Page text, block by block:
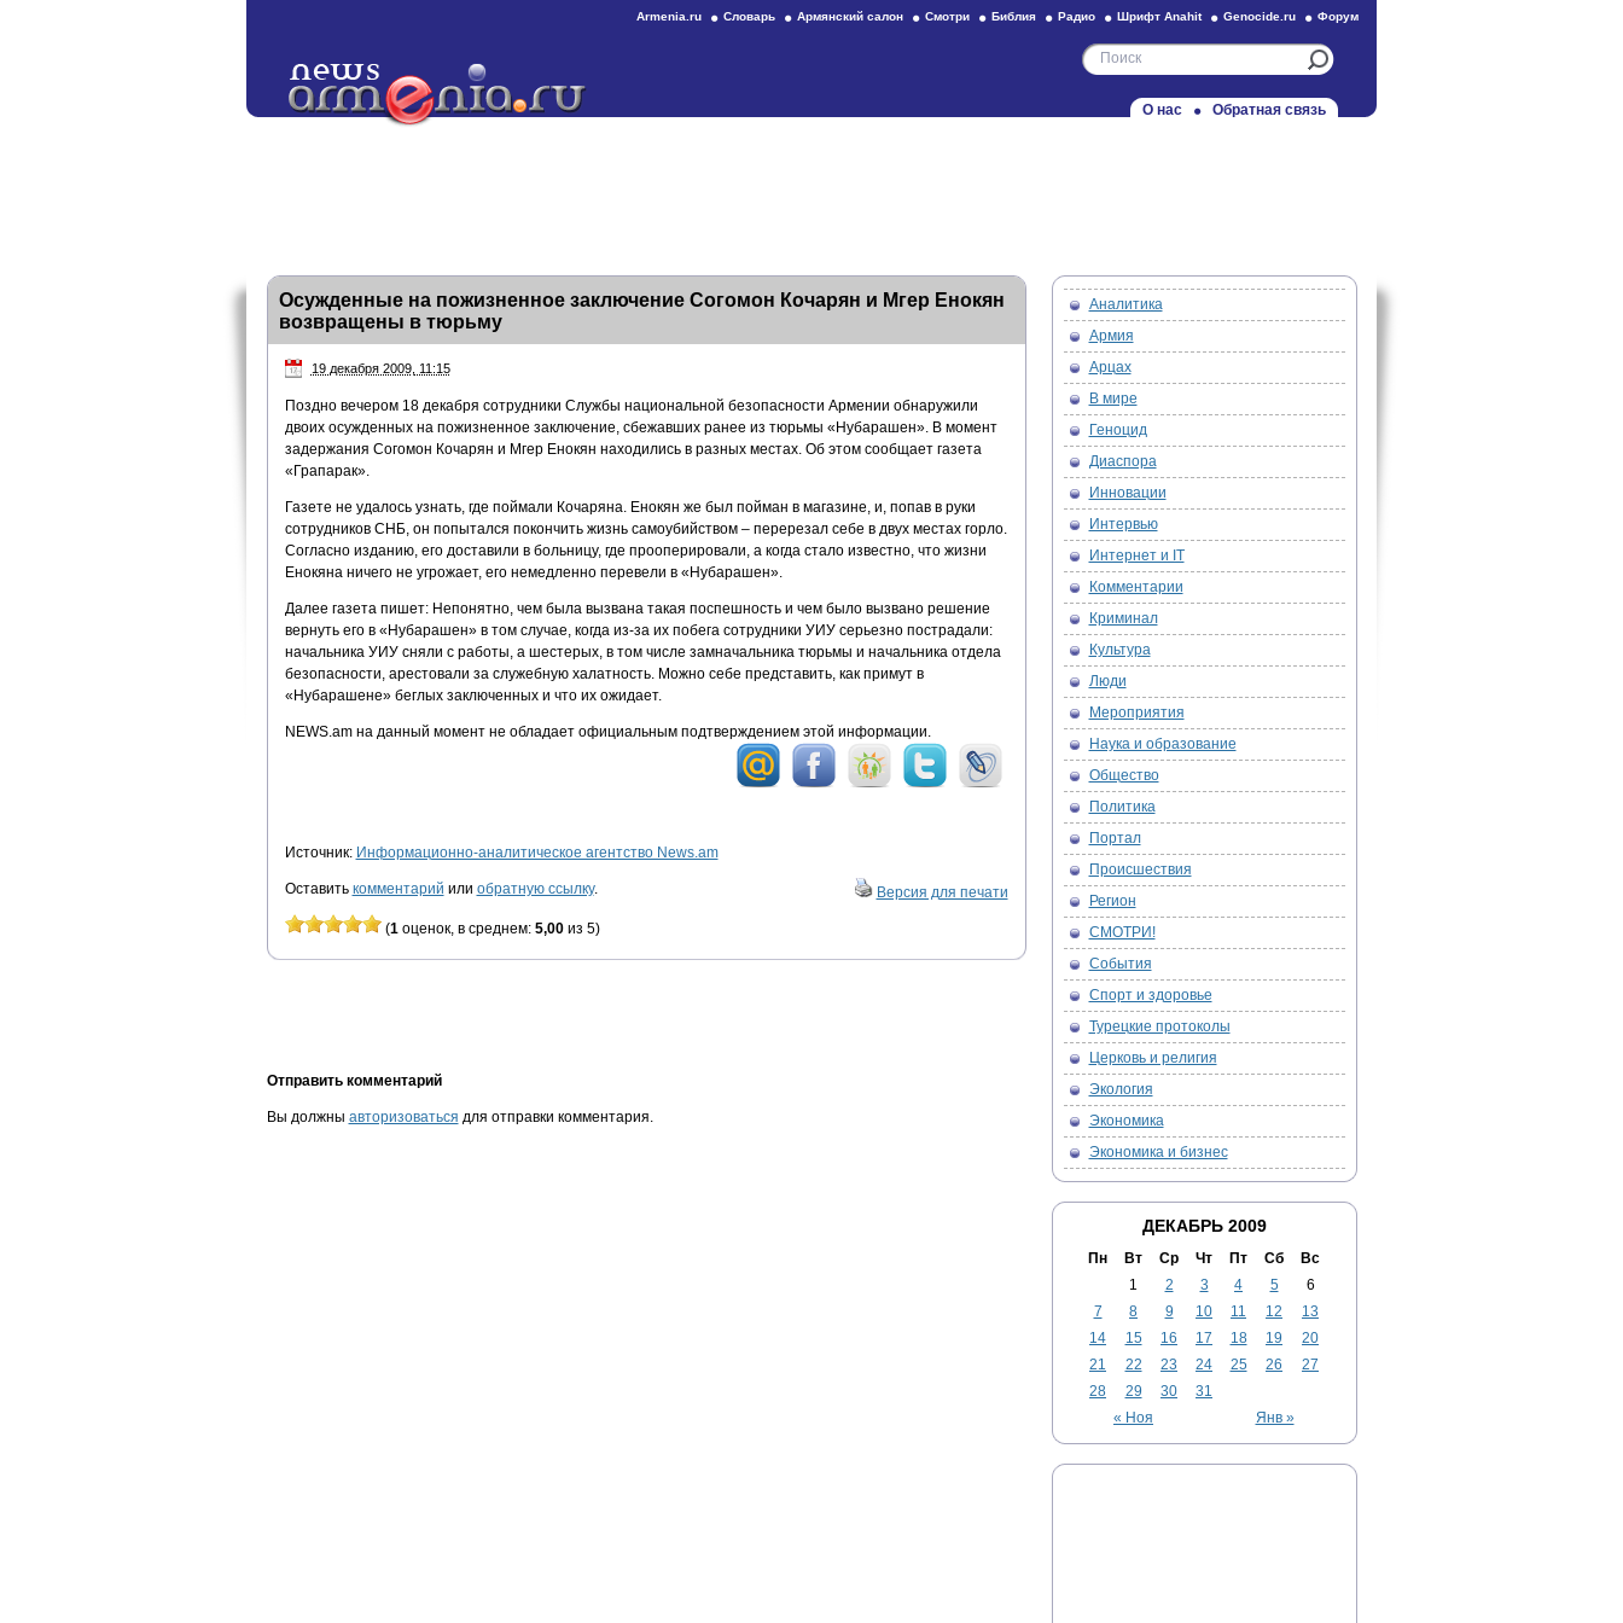
Armenia.ru Словарь Армянский салон Смотри Библия Радио Шрифт Anahit Genocide.ru Форум
О нас Обратная связь
Осужденные на пожизненное заключение Согомон Кочарян и Мгер Енокян
возвращены в тюрьму
19 декабря 2009, 11:15
Поздно вечером 18 декабря сотрудники Службы национальной безопасности Армении обнаружили
двоих осужденных на пожизненное заключение, сбежавших ранее из тюрьмы «Нубарашен». В момент
задержания Согомон Кочарян и Мгер Енокян находились в разных местах. Об этом сообщает газета
«Грапарак».
Газете не удалось узнать, где поймали Кочаряна. Енокян же был пойман в магазине, и, попав в руки
сотрудников СНБ, он попытался покончить жизнь самоубийством – перерезал себе в двух местах горло.
Согласно изданию, его доставили в больницу, где прооперировали, а когда стало известно, что жизни
Енокяна ничего не угрожает, его немедленно перевели в «Нубарашен».
Далее газета пишет: Непонятно, чем была вызвана такая поспешность и чем было вызвано решение
вернуть его в «Нубарашен» в том случае, когда из-за их побега сотрудники УИУ серьезно пострадали:
начальника УИУ сняли с работы, а шестерых, в том числе замначальника тюрьмы и начальника отдела
безопасности, арестовали за служебную халатность. Можно себе представить, как примут в
«Нубарашене» беглых заключенных и что их ожидает.
NEWS.am на данный момент не обладает официальным подтверждением этой информации.
Источник: Информационно-аналитическое агентство News.am
Оставить комментарий или обратную ссылку. Версия для печати
(1 оценок, в среднем: 5,00из 5)
Отправить комментарий
Вы должны авторизоваться для отправки комментария.
Аналитика
Армия
Арцах
В мире
Геноцид
Диаспора
Инновации
Интервью
Интернет и IT
Комментарии
Криминал
Культура
Люди
Мероприятия
Наука и образование
Общество
Политика
Портал
Происшествия
Регион
СМОТРИ!
События
Спорт и здоровье
Турецкие протоколы
Церковь и религия
Экология
Экономика
Экономика и бизнес
ДЕКАБРЬ 2009
Пн Вт Ср Чт Пт Сб Вс
« Ноя Янв »
1 2 3 4 5
6
7
8 9 10 11 12
13
14
15 16 17 18 19
20
21
22 23 24 25 26
27
28
29 30 31